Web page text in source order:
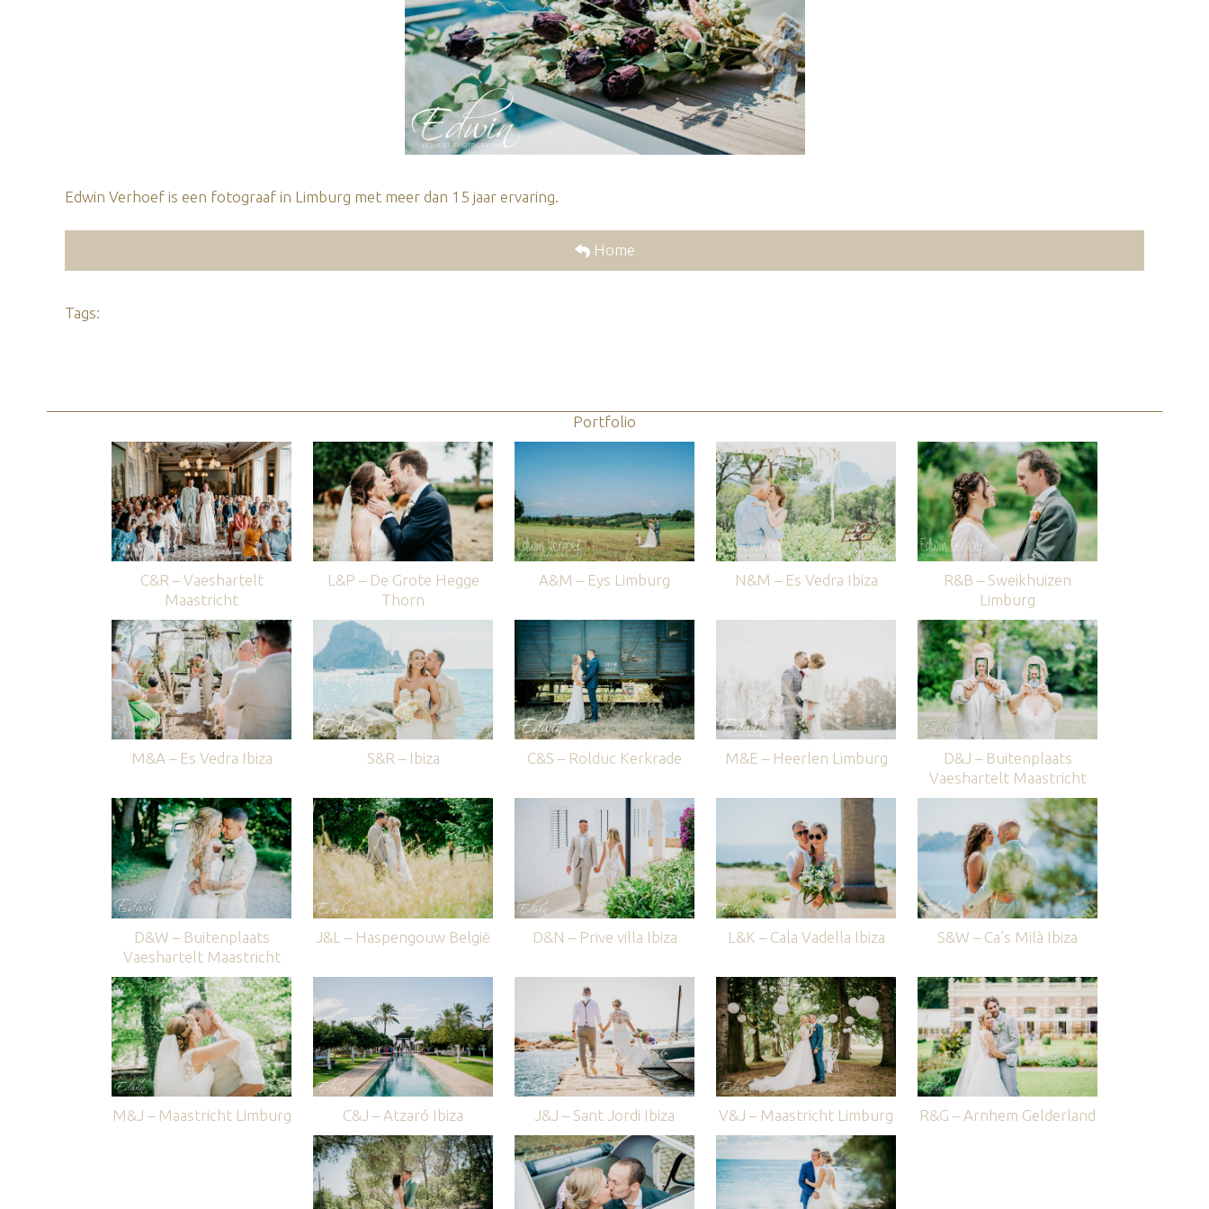
Edwin Verhoef is een fotograaf in Limburg met meer dan 15 jaar ervaring.
Home
Tags:
Portfolio
C&R – Vaeshartelt
Maastricht
L&P – De Grote Hegge
Thorn
A&M – Eys Limburg N&M – Es Vedra Ibiza
R&B – Sweikhuizen
Limburg
M&A – Es Vedra Ibiza S&R – Ibiza C&S – Rolduc Kerkrade M&E – Heerlen Limburg
D&J – Buitenplaats
Vaeshartelt Maastricht
D&W – Buitenplaats
Vaeshartelt Maastricht
J&L – Haspengouw België D&N – Prive villa Ibiza L&K – Cala Vadella Ibiza S&W – Ca’s Milà Ibiza
M&J – Maastricht Limburg C&J – Atzaró Ibiza J&J – Sant Jordi Ibiza V&J – Maastricht Limburg R&G – Arnhem Gelderland